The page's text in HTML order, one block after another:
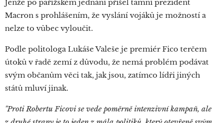
Jenže po pařížském jednání přišel tamní prezident
Macron s prohlášením, že vyslání vojáků je možností a
nelze to vůbec vyloučit.
Podle politologa Lukáše Valeše je premiér Fico terčem
útoků v řadě zemí z důvodu, že nemá problém podávat
svým občanům věci tak, jak jsou, zatímco lídři jiných
států mluví jinak.
"Proti Robertu Ficovi se vede poměrně intenzivní kampaň, ale